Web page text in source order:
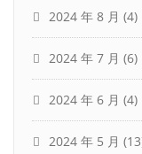
2024 年 8 月 (4)
2024 年 7 月 (6)
2024 年 6 月 (4)
2024 年 5 月